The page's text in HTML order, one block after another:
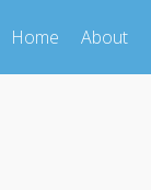
Home About